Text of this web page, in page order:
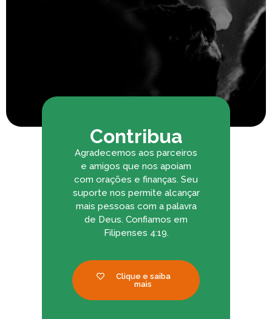
Contribua
Agradecemos aos parceiros
e amigos que nos apoiam
com orações e finanças. Seu
suporte nos permite alcançar
mais pessoas com a palavra
de Deus. Confiamos em
Filipenses 4:19.
Clique e saiba
mais